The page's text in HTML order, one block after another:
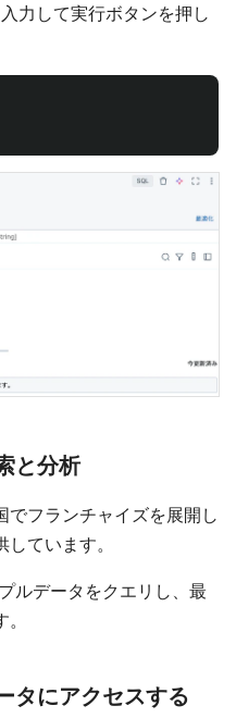
力して実行ボタンを押し
と分析
でフランチャイズを展開し
ています。
ルデータをクエリし、最
タにアクセスする